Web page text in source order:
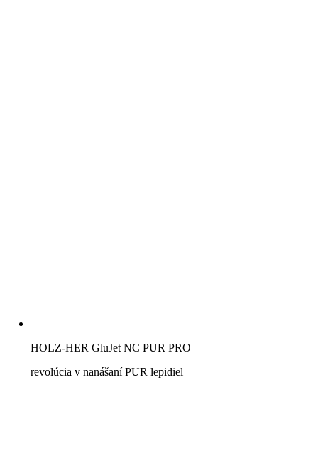
HOLZ-HER GluJet NC PUR PRO
revolúcia v nanášaní PUR lepidiel